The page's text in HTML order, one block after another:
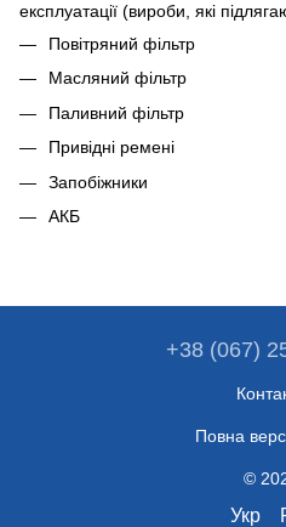
експлуатації (вироби, які
Повітряний фільтр
Масляний фільтр
Паливний фільтр
Привідні ремені
Запобіжники
АКБ
+38 (067)
Повна
©
Укр